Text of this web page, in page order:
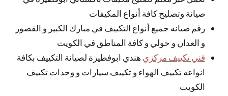
صيانة وتصليح كافة أنواع المكيفات
رقم صيانه جميع أنواع التكييف في مبارك الكبير و القصور
و العدان و حولي و كافة المناطق في الكويت
فني تكييف مركزي هندي ابوفطيرة لصيانة التكييف بكافة
انواعه تكييف الهواء و تكييف سيارات و وحدات تكييف
الكويت